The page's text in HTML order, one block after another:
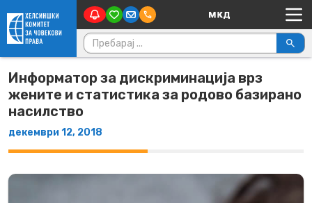
Skip to content Main Navigation
Пребарувај за:
Информатор за дискриминација врз
жените и статистика за родово базирано
насилство
декември 12, 2018